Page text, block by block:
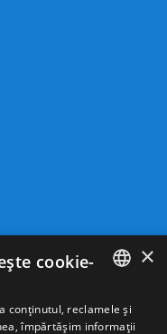
ROMANIAN
×
cookie-
conținutul, reclamele și
împărtășim informații